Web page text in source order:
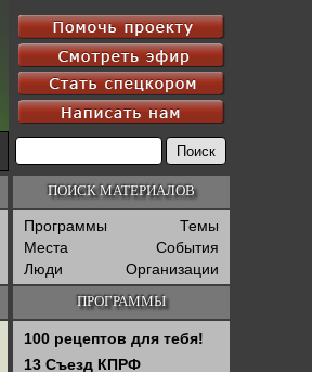
ПОИСК МАТЕРИАЛОВ
Программы
Темы
Места
События
Люди
Организации
ПРОГРАММЫ
100 рецептов для тебя!
13 Съезд КПРФ